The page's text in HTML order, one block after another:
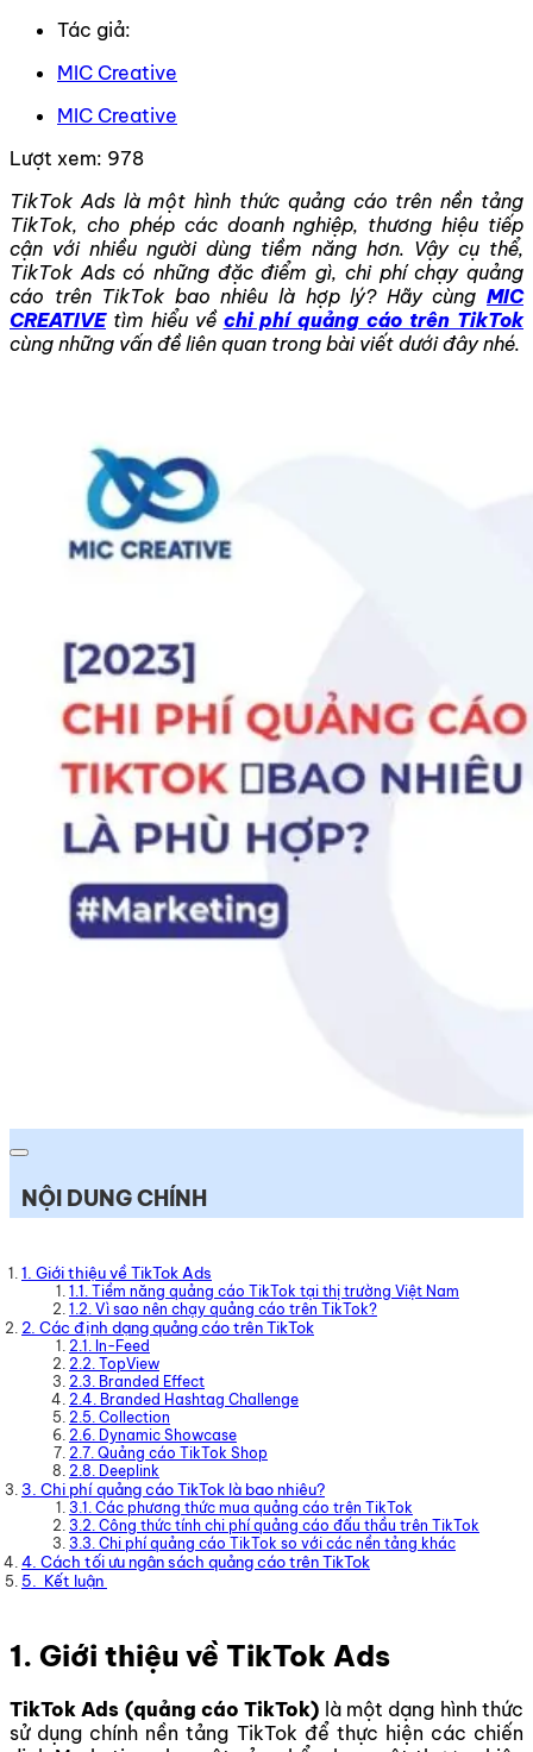
Tác giả:
MIC Creative
MIC Creative
Lượt xem: 978
TikTok Ads là một hình thức quảng cáo trên nền tảng
TikTok, cho phép các doanh nghiệp, thương hiệu tiếp
cận với nhiều người dùng tiềm năng hơn. Vậy cụ thể,
TikTok Ads có những đặc điểm gì, chi phí chạy quảng
cáo trên TikTok bao nhiêu là hợp lý? Hãy cùng MIC
CREATIVEtìm hiểu về chi phí quảng cáo trên TikTok
cùng những vấn đề liên quan trong bài viết dưới đây nhé.
NỘI DUNG CHÍNH
1. Giới thiệu về TikTok Ads
1.1. Tiềm năng quảng cáo TikTok tại thị trường Việt Nam
1.2. Vì sao nên chạy quảng cáo trên TikTok?
2. Các định dạng quảng cáo trên TikTok
2.1. In-Feed
2.2. TopView
2.3. Branded Effect
2.4. Branded Hashtag Challenge
2.5. Collection
2.6. Dynamic Showcase
2.7. Quảng cáo TikTok Shop
2.8. Deeplink
3. Chi phí quảng cáo TikTok là bao nhiêu?
3.1. Các phương thức mua quảng cáo trên TikTok
3.2. Công thức tính chi phí quảng cáo đấu thầu trên TikTok
3.3. Chi phí quảng cáo TikTok so với các nền tảng khác
4. Cách tối ưu ngân sách quảng cáo trên TikTok
5. Kết luận
1. Giới thiệu về TikTok Ads
TikTok Ads (quảng cáo TikTok) là một dạng hình thức
sử dụng chính nền tảng TikTok để thực hiện các chiến